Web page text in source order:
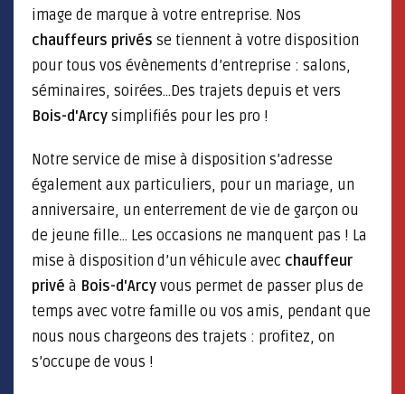
image de marque à votre entreprise. Nos
chauffeurs privés se tiennent à votre disposition
pour tous vos évènements d’entreprise : salons,
séminaires, soirées…Des trajets depuis et vers
Bois-d'Arcy simplifiés pour les pro !
Notre service de mise à disposition s’adresse
également aux particuliers, pour un mariage, un
anniversaire, un enterrement de vie de garçon ou
de jeune fille… Les occasions ne manquent pas ! La
mise à disposition d’un véhicule avec chauffeur
privé à Bois-d'Arcy vous permet de passer plus de
temps avec votre famille ou vos amis, pendant que
nous nous chargeons des trajets : profitez, on
s’occupe de vous !